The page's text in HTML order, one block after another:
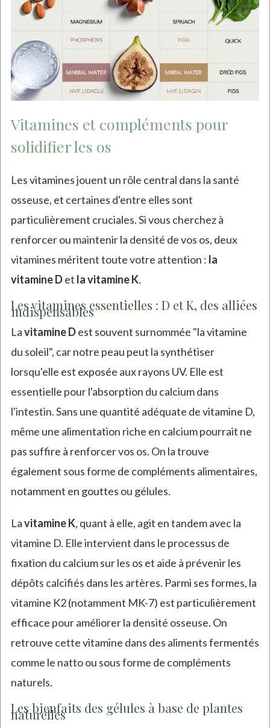
Vitamines et compléments pour
solidifier les os
Les vitamines jouent un rôle central dans la santé
osseuse, et certaines d'entre elles sont
particulièrement cruciales. Si vous cherchez à
renforcer ou maintenir la densité de vos os, deux
vitamines méritent toute votre attention : la
vitamine Det la vitamine K.
Les vitamines essentielles : D et K, des alliées
indispensables
Lavitamine Dest souvent surnommée "la vitamine
du soleil", car notre peau peut la synthétiser
lorsqu'elle est exposée aux rayons UV. Elle est
essentielle pour l'absorption du calcium dans
l'intestin. Sans une quantité adéquate de vitamine D,
même une alimentation riche en calcium pourrait ne
pas suffire à renforcer vos os. On la trouve
également sous forme de compléments alimentaires,
notamment en gouttes ou gélules.
Lavitamine K, quant à elle, agit en tandem avec la
vitamine D. Elle intervient dans le processus de
fixation du calcium sur les os et aide à prévenir les
dépôts calcifiés dans les artères. Parmi ses formes, la
vitamine K2 (notamment MK-7) est particulièrement
efficace pour améliorer la densité osseuse. On
retrouve cette vitamine dans des aliments fermentés
comme le natto ou sous forme de compléments
naturels.
Les bienfaits des gélules à base de plantes
naturelles